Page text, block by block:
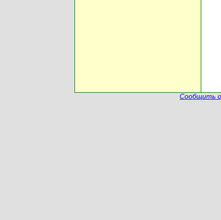
Сообщить о